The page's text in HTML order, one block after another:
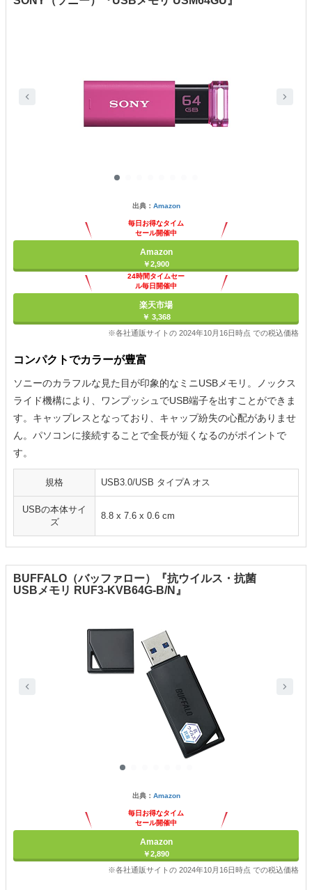
出典： Amazon
毎日お得なタイム
セール開催中
Amazon
￥2,900
24時間タイムセー
ル毎日開催中
楽天市場
￥ 3,368
※各社通販サイトの 2024年10月16日時点 での税込価格
コンパクトでカラーが豊富
ソニーのカラフルな見た目が印象的なミニUSBメモリ。ノックス
ライド機構により、ワンプッシュでUSB端子を出すことができま
す。キャップレスとなっており、キャップ紛失の心配がありませ
ん。パソコンに接続することで全長が短くなるのがポイントで
す。
規格 USB3.0/USB タイプA オス
USBの本体サイ
ズ
8.8 x 7.6 x 0.6 cm
BUFFALO（バッファロー）『抗ウイルス・抗菌
USBメモリ RUF3-KVB64G-B/N』
出典： Amazon
毎日お得なタイム
セール開催中
Amazon
￥2,890
※各社通販サイトの 2024年10月16日時点 での税込価格